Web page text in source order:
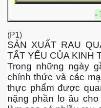
-
(P1)
SẢN XUẤT RAU
TẤT YẾU CỦA KINH
Trong những ngày
chính thức và các
thực phẩm được
nặng phần lo âu
Bộ xưa
2015